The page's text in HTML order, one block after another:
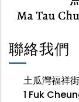
聯絡我們
土瓜灣福祥
1 Fuk